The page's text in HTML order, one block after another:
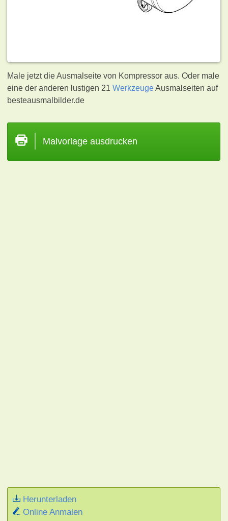
Male jetzt die Ausmalseite von Kompressor aus. Oder male
eine der anderen lustigen 21WerkzeugeAusmalseiten auf
besteausmalbilder.de
Malvorlage ausdrucken
Herunterladen
Online Anmalen